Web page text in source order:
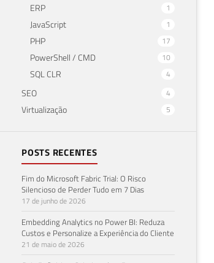
ERP 1
JavaScript 1
PHP 17
PowerShell / CMD 10
SQL CLR 4
SEO 4
Virtualização 5
POSTS RECENTES
Fim do Microsoft Fabric Trial: O Risco
Silencioso de Perder Tudo em 7 Dias
17 de junho de 2026
Embedding Analytics no Power BI: Reduza
Custos e Personalize a Experiência do Cliente
21 de maio de 2026